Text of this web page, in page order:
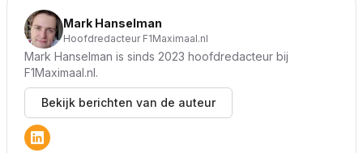
Mark Hanselman
Hoofdredacteur F1Maximaal.nl
Mark Hanselman is sinds 2023 hoofdredacteur bij
F1Maximaal.nl.
Bekijk berichten van de auteur